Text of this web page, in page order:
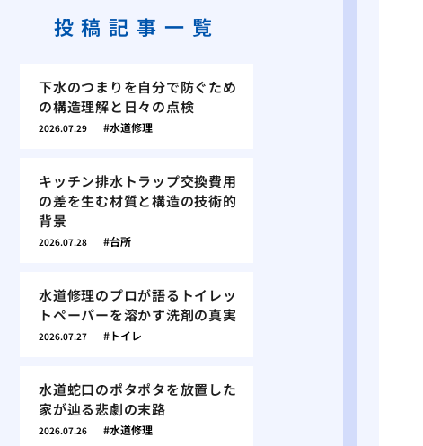
投稿記事一覧
下水のつまりを自分で防ぐため
の構造理解と日々の点検
2026.07.29 水道修理
キッチン排水トラップ交換費用
の差を生む材質と構造の技術的
背景
2026.07.28 台所
水道修理のプロが語るトイレッ
トペーパーを溶かす洗剤の真実
2026.07.27 トイレ
水道蛇口のポタポタを放置した
家が辿る悲劇の末路
2026.07.26 水道修理